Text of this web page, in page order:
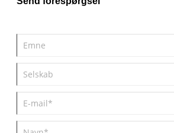
rigtige type til din applikation. Til sidst vil du